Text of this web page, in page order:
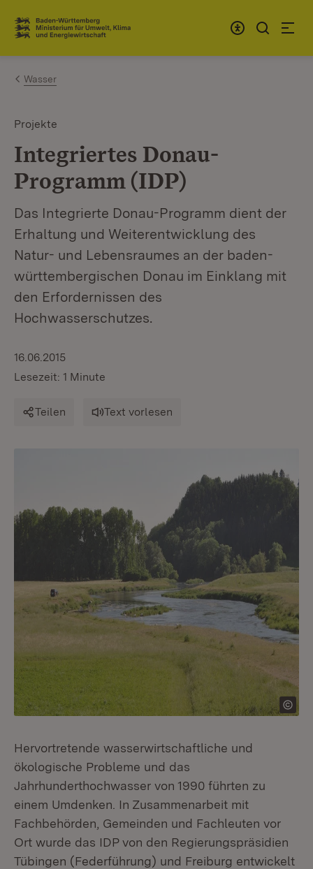
Zum Inhalt springen
Link zur Startseite
Wasser
Projekte
Integriertes Donau-
Programm (IDP)
Das Integrierte Donau-Programm dient der
Erhaltung und Weiterentwicklung des
Natur- und Lebensraumes an der baden-
württembergischen Donau im Einklang mit
den Erfordernissen des
Hochwasserschutzes.
16.06.2015
Lesezeit: 1 Minute
Teilen Text vorlesen
Hervortretende wasserwirtschaftliche und
ökologische Probleme und das
Jahrhunderthochwasser von 1990 führten zu
einem Umdenken. In Zusammenarbeit mit
Fachbehörden, Gemeinden und Fachleuten vor
Ort wurde das IDP von den Regierungspräsidien
Tübingen (Federführung) und Freiburg entwickelt